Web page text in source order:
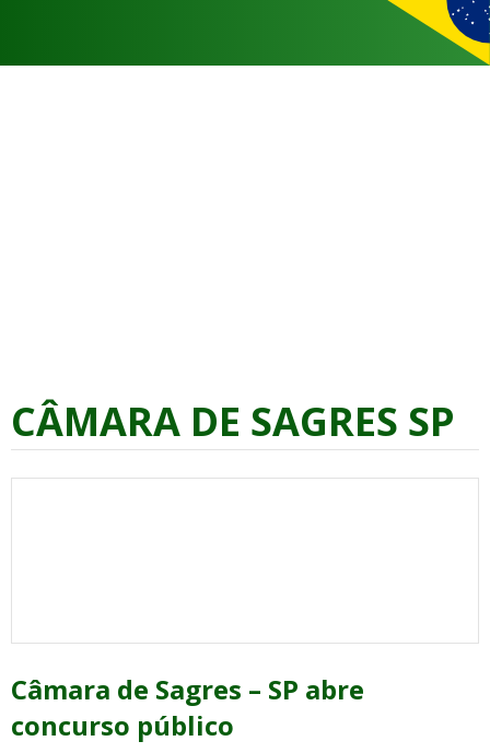
CÂMARA DE SAGRES SP
Câmara de Sagres – SP abre
concurso público